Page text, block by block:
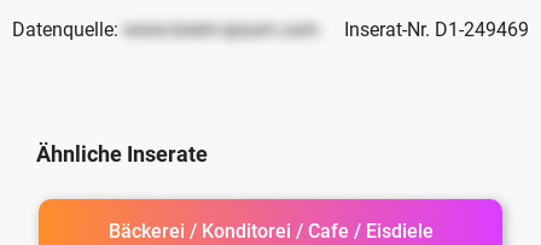
Datenquelle: www.lorem-ipsum.com Inserat-Nr. D1-249469
Ähnliche Inserate
Bäckerei / Konditorei / Cafe / Eisdiele